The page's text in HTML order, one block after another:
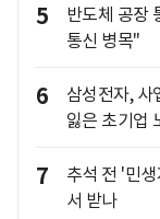
5
반도체 공장
통신 병목"
6
삼성전자,
잃은 초기업
7
추석 전 '민
서 받나